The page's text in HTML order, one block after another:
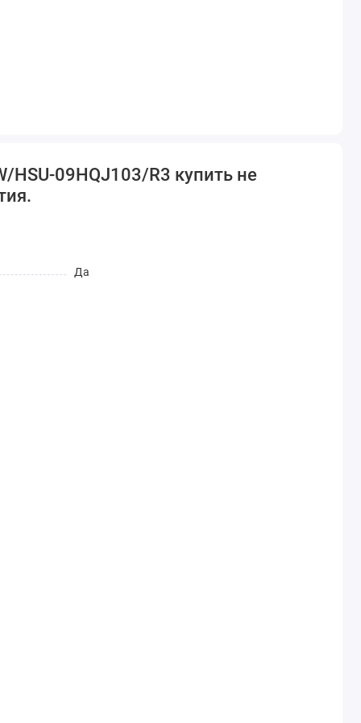
устройств, которые
внутри различных
W/HSU-09HQJ103/R3
HSU-09HQJ103/R3 купить не
Да